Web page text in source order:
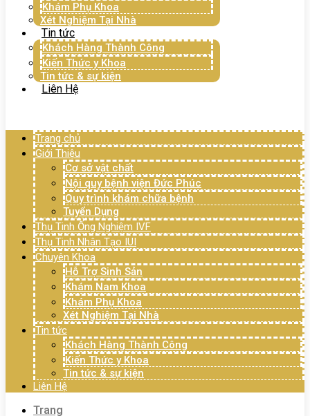
Khám Phụ Khoa
Xét Nghiệm Tại Nhà
Tin tức
Khách Hàng Thành Công
Kiến Thức y Khoa
Tin tức & sự kiện
Liên Hệ
Trang chủ
Giới Thiệu
Cơ sở vật chất
Nội quy bệnh viện Đức Phúc
Quy trình khám chữa bệnh
Tuyển Dụng
Thụ Tinh Ống Nghiệm IVF
Thụ Tinh Nhân Tạo IUI
Chuyên Khoa
Hỗ Trợ Sinh Sản
Khám Nam Khoa
Khám Phụ Khoa
Xét Nghiệm Tại Nhà
Tin tức
Khách Hàng Thành Công
Kiến Thức y Khoa
Tin tức & sự kiện
Liên Hệ
Trang